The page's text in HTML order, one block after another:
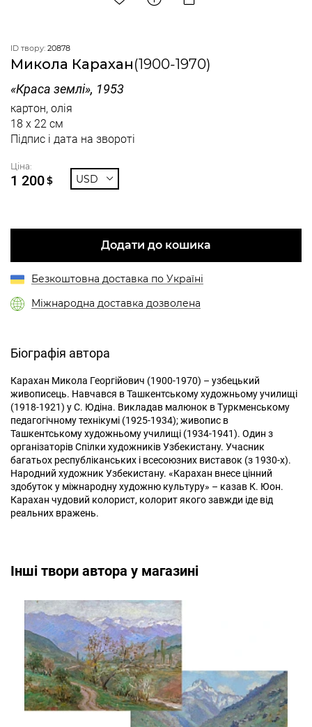
ID твору: 20878
Микола Карахан(1900-1970)
«Краса землі», 1953
картон, олія
18 x 22 см
Підпис і дата на звороті
Ціна:
1 200$ USD
Додати до кошика
Безкоштовна доставка по Україні
Міжнародна доставка дозволена
Біографія автора
Карахан Микола Георгійович (1900-1970) – узбецький
живописець. Навчався в Ташкентському художньому училищі
(1918-1921) у С. Юдіна. Викладав малюнок в Туркменському
педагогічному технікумі (1925-1934); живопис в
Ташкентському художньому училищі (1934-1941). Один з
організаторів Спілки художників Узбекистану. Учасник
багатьох республіканських і всесоюзних виставок (з 1930-х).
Народний художник Узбекистану. «Карахан внесе цінний
здобуток у міжнародну художню культуру» – казав К. Юон.
Карахан чудовий колорист, колорит якого завжди іде від
реальних вражень.
Інші твори автора у магазині